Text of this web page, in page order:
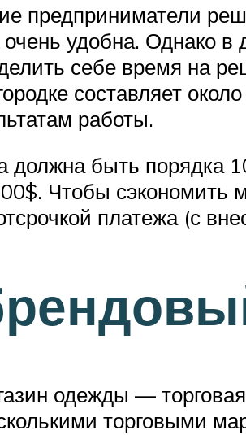
предприниматели
очень удобна. Однако
себе время на
составляет
работы.
должна быть
Чтобы
платежа (с
одежды —
торговыми